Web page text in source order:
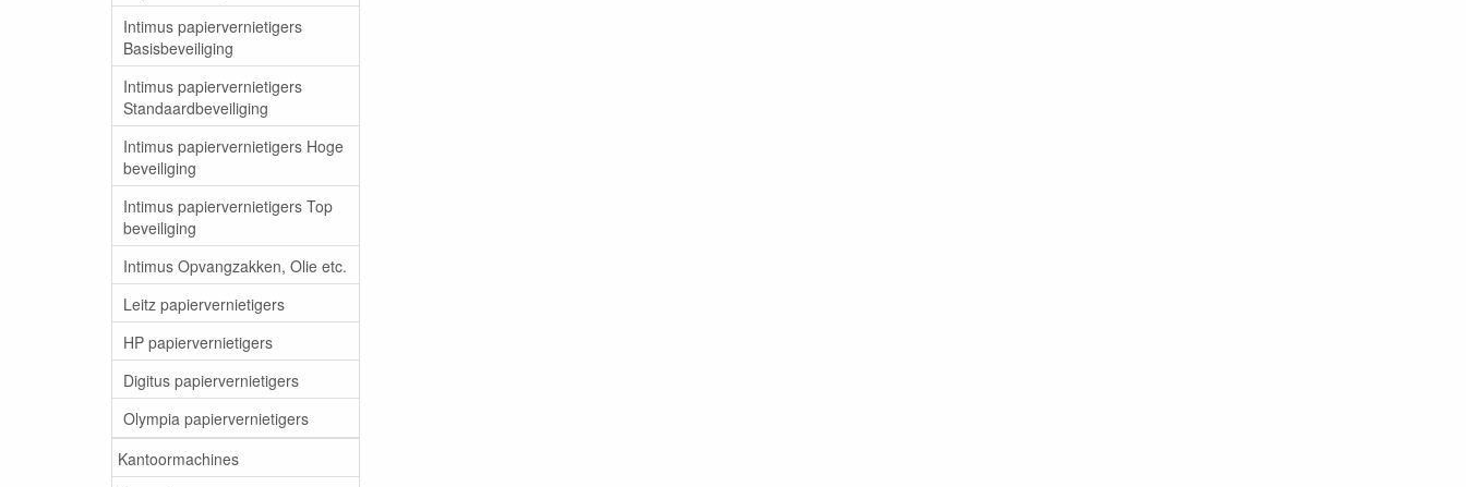
Intimus papiervernietigers
Basisbeveiliging
Intimus papiervernietigers
Standaardbeveiliging
Intimus papiervernietigers Hoge
beveiliging
Intimus papiervernietigers Top
beveiliging
Intimus Opvangzakken, Olie etc.
Leitz papiervernietigers
HP papiervernietigers
Digitus papiervernietigers
Olympia papiervernietigers
Kantoormachines